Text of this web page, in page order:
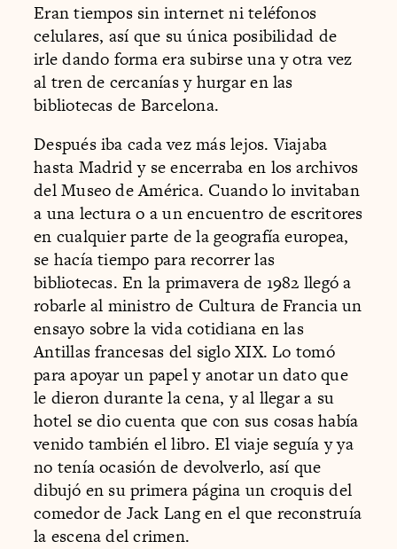
Eran tiempos sin internet ni teléfonos
celulares, así que su única posibilidad de
irle dando forma era subirse una y otra vez
al tren de cercanías y hurgar en las
bibliotecas de Barcelona.
Después iba cada vez más lejos. Viajaba
hasta Madrid y se encerraba en los archivos
del Museo de América. Cuando lo invitaban
a una lectura o a un encuentro de escritores
en cualquier parte de la geografía europea,
se hacía tiempo para recorrer las
bibliotecas. En la primavera de 1982 llegó a
robarle al ministro de Cultura de Francia un
ensayo sobre la vida cotidiana en las
Antillas francesas del siglo XIX. Lo tomó
para apoyar un papel y anotar un dato que
le dieron durante la cena, y al llegar a su
hotel se dio cuenta que con sus cosas había
venido también el libro. El viaje seguía y ya
no tenía ocasión de devolverlo, así que
dibujó en su primera página un croquis del
comedor de Jack Lang en el que reconstruía
la escena del crimen.